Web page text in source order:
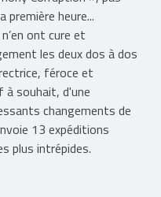
première heure...
ont cure et
les deux dos à dos
féroce et
souhait, d'une
changements de
13 expéditions
plus intrépides.